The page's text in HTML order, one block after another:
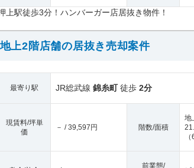
上駅徒歩3分！ハンバーガー店居抜き物件！
上2階店舗の居抜き売却案件
最寄り駅 JR総武線 錦糸町徒歩 2分
現賃料/坪単
価
－ / 39,597円 階数/面積
地
（
前業態/